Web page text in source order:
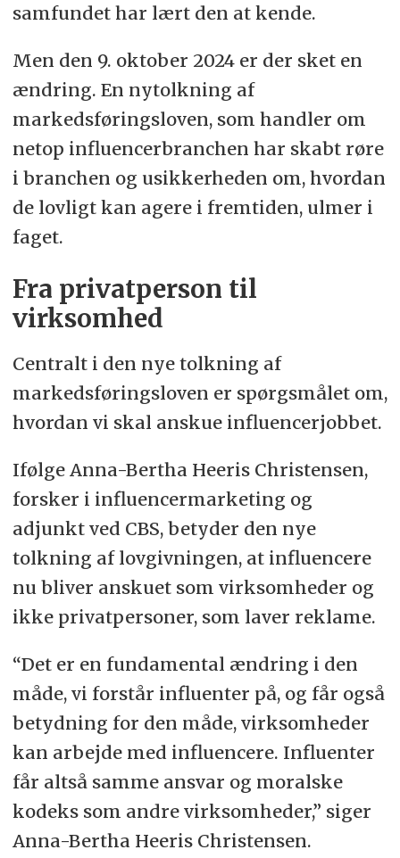
samfundet har lært den at kende.
Men den 9. oktober 2024 er der sket en
ændring. En nytolkning af
markedsføringsloven, som handler om
netop influencerbranchen har skabt røre
i branchen og usikkerheden om, hvordan
de lovligt kan agere i fremtiden, ulmer i
faget.
Fra privatperson til
virksomhed
Centralt i den nye tolkning af
markedsføringsloven er spørgsmålet om,
hvordan vi skal anskue influencerjobbet.
Ifølge Anna-Bertha Heeris Christensen,
forsker i influencermarketing og
adjunkt ved CBS, betyder den nye
tolkning af lovgivningen, at influencere
nu bliver anskuet som virksomheder og
ikke privatpersoner, som laver reklame.
“Det er en fundamental ændring i den
måde, vi forstår influenter på, og får også
betydning for den måde, virksomheder
kan arbejde med influencere. Influenter
får altså samme ansvar og moralske
kodeks som andre virksomheder,” siger
Anna-Bertha Heeris Christensen.